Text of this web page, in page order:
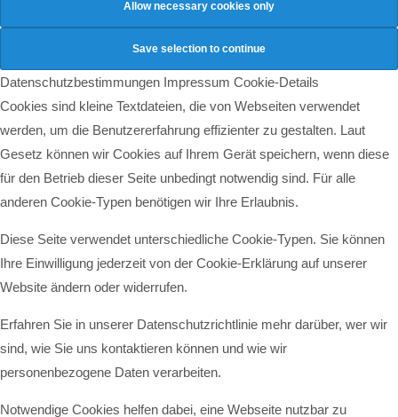
Datenschutzbestimmungen Impressum Cookie-Details
Cookies sind kleine Textdateien, die von Webseiten verwendet
werden, um die Benutzererfahrung effizienter zu gestalten. Laut
Gesetz können wir Cookies auf Ihrem Gerät speichern, wenn diese
für den Betrieb dieser Seite unbedingt notwendig sind. Für alle
anderen Cookie-Typen benötigen wir Ihre Erlaubnis.
Diese Seite verwendet unterschiedliche Cookie-Typen. Sie können
Ihre Einwilligung jederzeit von der Cookie-Erklärung auf unserer
Website ändern oder widerrufen.
Erfahren Sie in unserer Datenschutzrichtlinie mehr darüber, wer wir
sind, wie Sie uns kontaktieren können und wie wir
personenbezogene Daten verarbeiten.
Notwendige Cookies helfen dabei, eine Webseite nutzbar zu